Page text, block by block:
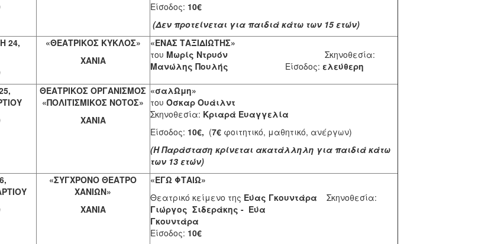
Είσοδος: 10€
(Δεν προτείνεται για παιδιά κάτω των 15 ετών)
24,
«ΘΕΑΤΡΙΚΟΣ ΚΥΚΛΟΣ»
ΧΑΝΙΑ
«ΕΝΑΣ ΤΑΞΙΔΙΩΤΗΣ»
του Μωρίς ΝτρυόνΣκηνοθεσία:
Μανώλης Πουλής Είσοδος: ελεύθερη
ΘΕΑΤΡΙΚΟΣ ΟΡΓΑΝΙΣΜΟΣ
«ΠΟΛΙΤΙΣΜΙΚΟΣ ΝΟΤΟΣ»
ΧΑΝΙΑ
«σαλΩμη»
του Όσκαρ Ουάιλντ
Σκηνοθεσία: Κριαρά Ευαγγελία
Είσοδος: 10€, (7€φοιτητικό, μαθητικό, ανέργων)
(Η Παράσταση κρίνεται ακατάλληλη για παιδιά κάτω
των 13 ετών)
«ΣΥΓΧΡΟΝΟ ΘΕΑΤΡΟ
ΧΑΝΙΩΝ»
ΧΑΝΙΑ
«ΕΓΩ ΦΤΑΙΩ»
Θεατρικό κείμενο της Εύας Γκουντάρα Σκηνοθεσία:
Γιώργος Σιδεράκης - Εύα
Γκουντάρα
Είσοδος: 10€